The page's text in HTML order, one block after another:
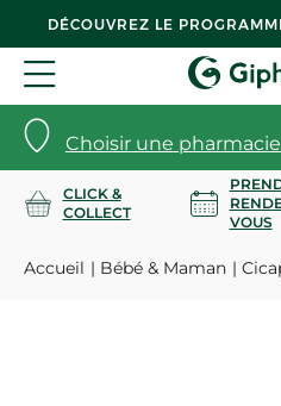
DÉCOUVREZ LE
Choisir une pharmacie
CLICK &
COLLECT
VOUS
Accueil Bébé & Maman